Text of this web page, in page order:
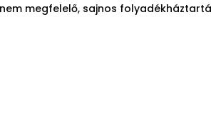
megfelelő, sajnos